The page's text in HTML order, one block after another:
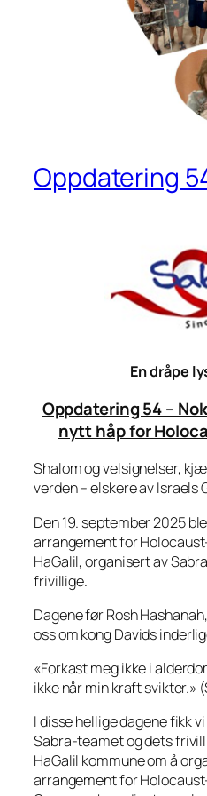
Oppdatering
En dråpe
Oppdatering 54 –
nytt håp for
Shalom og velsignelser,
verden – elskere av Israels
Den 19. september 2025
arrangement for
HaGalil, organisert av
frivillige.
Dagene før Rosh
oss om kong Davids
«Forkast meg ikke i
ikke når min kraft svikter.»
I disse hellige dagene fikk
Sabra-teamet og dets
HaGalil kommune om å
arrangement for